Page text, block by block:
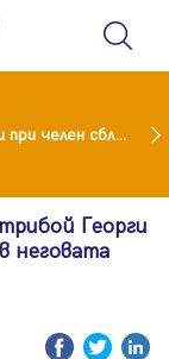
Най-малко 22 загинали при челен сблъсък между два автобуса
Георги
неговата